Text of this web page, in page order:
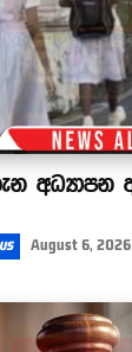
අධ්‍යාපන
August 6, 2026